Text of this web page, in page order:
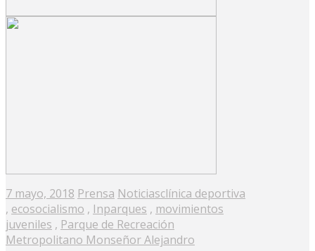
Posted
on
7 mayo, 2018 Prensa Noticiasclínica deportiva
, ecosocialismo , Inparques , movimientos
juveniles , Parque de Recreación
Metropolitano Monseñor Alejandro